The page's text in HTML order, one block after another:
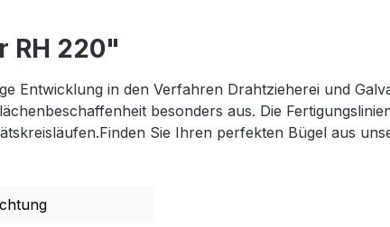
RH 220"
Entwicklung in den Verfahren Drahtzieherei und
besonders aus. Die
Sie Ihren perfekten Bügel aus